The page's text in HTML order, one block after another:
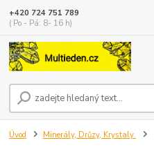
+420 724 751 789
( Po - Pá: 8- 16 h)
Úvod Minerály, Drůzy, Krystaly